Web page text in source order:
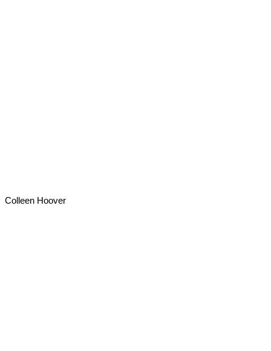
Colleen Hoover